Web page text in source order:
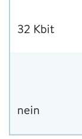
32 Kbit
nein